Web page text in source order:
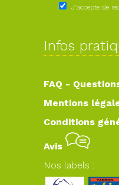
J'accepte de
Infos
FAQ -
Mentions
Conditions
Avis
Nos labels :